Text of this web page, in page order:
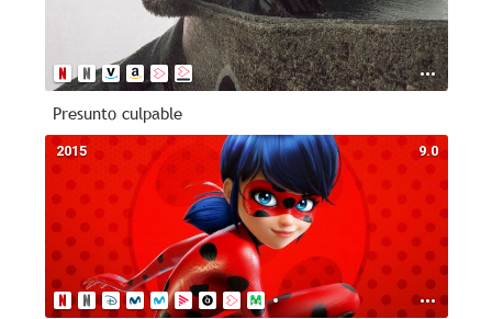
Presunto culpable
9.0
2015